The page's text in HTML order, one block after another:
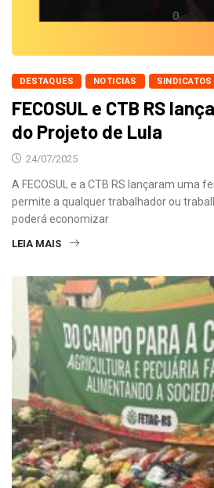
DESTAQUES NOTICIAS SINDICATOS
FECOSUL e CTB RS
do Projeto de Lula
24/07/2025
A FECOSUL e a CTB RS lançaram uma
permite a qualquer trabalhador ou
poderá economizar
LEIA MAIS